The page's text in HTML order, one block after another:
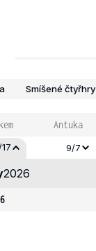
Smíšené čtyřhry
Antuka
9/7
2026